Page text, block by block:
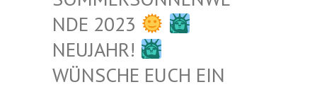
DE 2023
NEUJAHR!
WÜNSCHE EUCH EIN